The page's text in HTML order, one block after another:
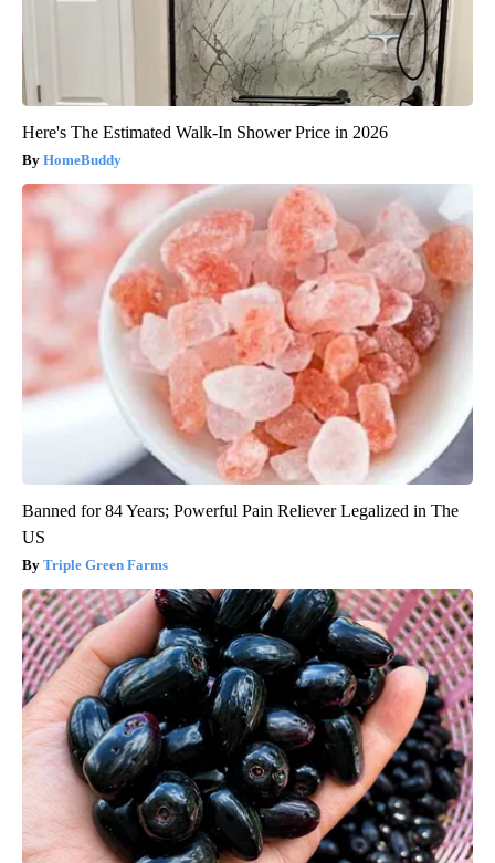
Here's The Estimated Walk-In Shower Price in 2026
HomeBuddy
Banned for 84 Years; Powerful Pain Reliever Legalized in The
US
Triple Green Farms